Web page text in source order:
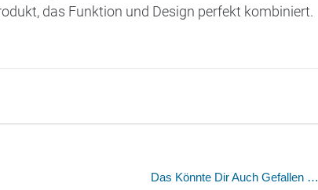
das Funktion und Design perfekt kombiniert.
Das Könnte Dir Auch Gefallen …